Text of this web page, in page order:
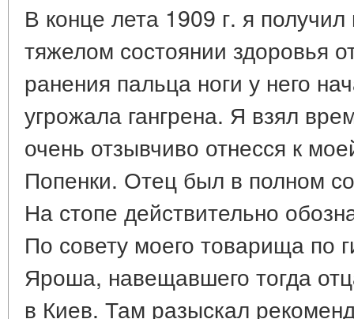
В конце лета 1909 г. я
тяжелом состоянии здоровья
ранения пальца ноги у него
угрожала гангрена. Я взял
очень отзывчиво отнесся к
Попенки. Отец был в полном
На стопе действительно
По совету моего товарища по
Яроша, навещавшего тогда
в Киев. Там разыскал